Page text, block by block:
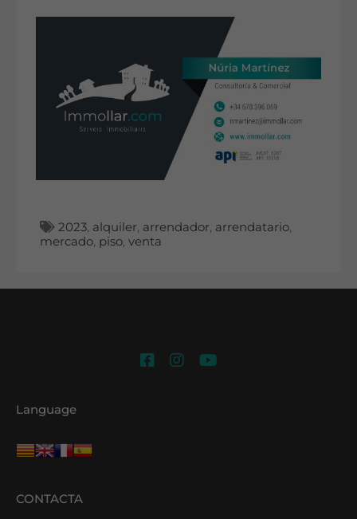
2023, alquiler, arrendador, arrendatario,
mercado, piso, venta
Language
CONTACTA